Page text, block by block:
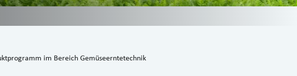
im Bereich Gemüseerntetechnik